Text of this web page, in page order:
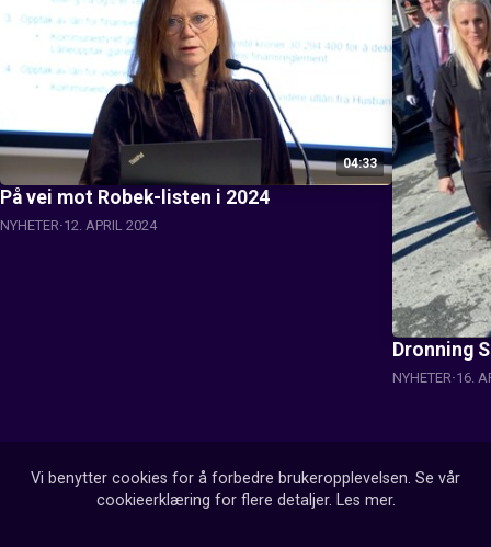
04:33
På vei mot Robek-listen i 2024
NYHETER 12. APRIL 2024
Dronning
NYHETER 16.
Vi benytter cookies for å forbedre brukeropplevelsen. Se vår
cookieerklæring for flere detaljer. Les mer.